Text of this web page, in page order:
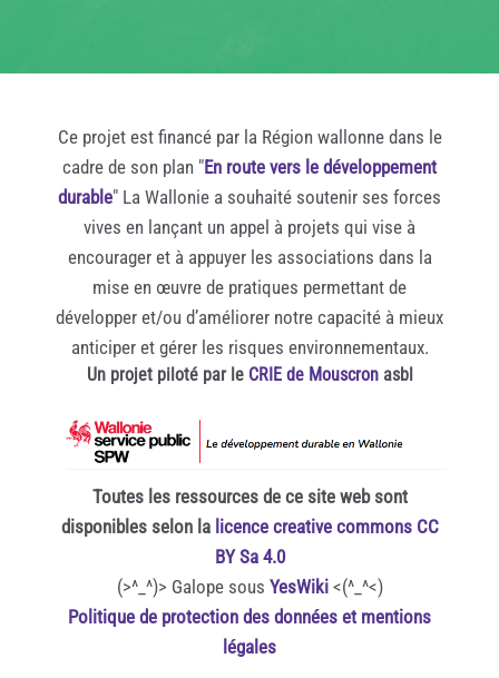
Ce projet est financé par la Région wallonne dans le
cadre de son plan "En route vers le développement
durable" La Wallonie a souhaité soutenir ses forces
vives en lançant un appel à projets qui vise à
encourager et à appuyer les associations dans la
mise en œuvre de pratiques permettant de
développer et/ou d’améliorer notre capacité à mieux
anticiper et gérer les risques environnementaux.
Un projet piloté par le CRIE de Mouscronasbl
Toutes les ressources de ce site web sont
disponibles selon la licence creative commons CC
BY Sa 4.0
(>^_^)> Galope sous YesWiki<(^_^<)
Politique de protection des données et mentions
légales